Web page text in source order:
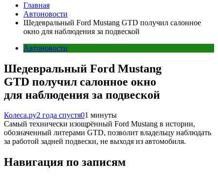
Главная
Автоновости
Шедевральный Ford Mustang GTD получил салонное
окно для наблюдения за подвеской
Автоновости
Шедевральный Ford Mustang
GTD получил салонное окно
для наблюдения за подвеской
Колеса.ру2 года спустя01 минуты
Самый технически изощрённый Ford Mustang в истории,
обозначенный литерами GTD, позволит владельцу наблюдать
за работой задней подвески, не выходя из автомобиля.
Навигация по записям